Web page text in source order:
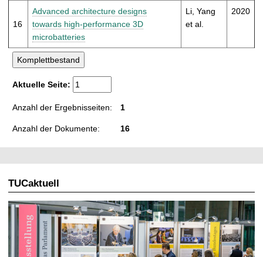
16
Advanced architecture designs
towards high-performance 3D
microbatteries
Li, Yang
et al.
2020
Aktuelle Seite:
Anzahl der Ergebnisseiten: 1
Anzahl der Dokumente: 16
TUCaktuell